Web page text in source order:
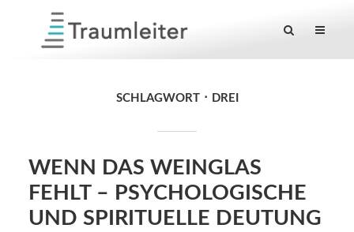
SCHLAGWORT DREI
WENN DAS WEINGLAS
FEHLT – PSYCHOLOGISCHE
UND SPIRITUELLE DEUTUNG